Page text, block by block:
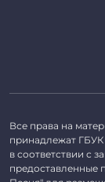
Все права на
принадлежат ГБУК
в соответствии с
предоставленные